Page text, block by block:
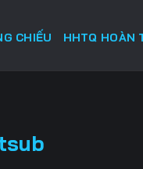
CHIẾU HHTQ HOÀN